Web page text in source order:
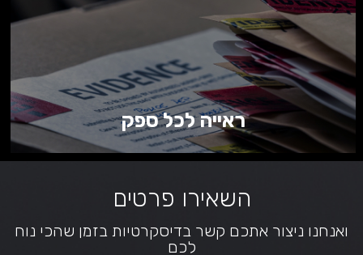
ראייה לכל ספק
השאירו פרטים
ואנחנו ניצור אתכם קשר בדיסקרטיות בזמן שהכי נוח
לכם